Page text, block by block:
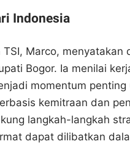
Indonesia
Marco, menyatakan
Bogor. Ia menilai
momentum penting
kemitraan dan
langkah-langkah
dapat dilibatkan